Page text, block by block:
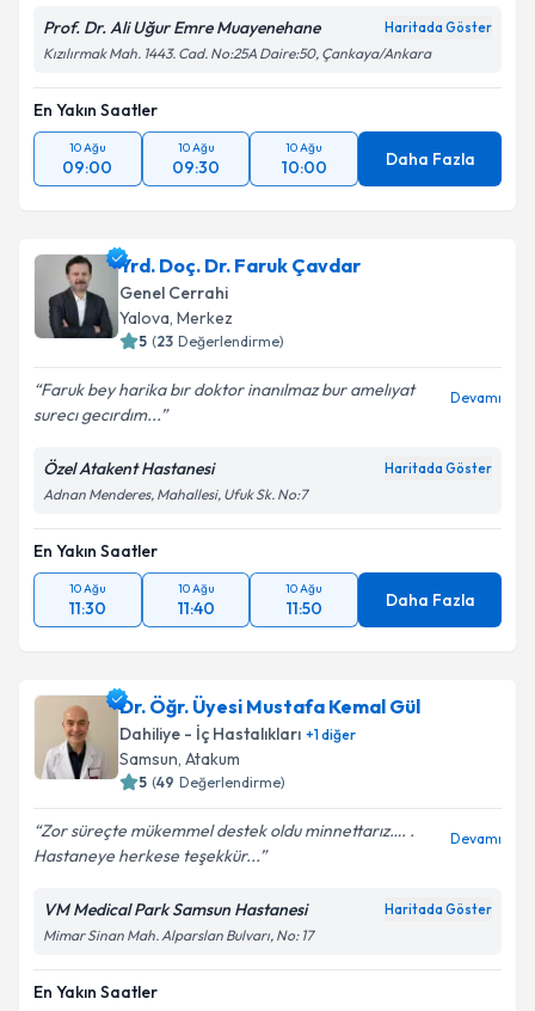
Prof. Dr. Ali Uğur Emre Muayenehane Haritada Göster
Kızılırmak Mah. 1443. Cad. No:25A Daire:50, Çankaya/Ankara
En Yakın Saatler
10 Ağu
09:00
10 Ağu
09:30
10 Ağu
10:00 Daha Fazla
Yrd. Doç. Dr. Faruk Çavdar
Genel Cerrahi
Yalova, Merkez
5 (23 Değerlendirme)
Faruk bey harika bır doktor inanılmaz bur amelıyat
surecı gecırdım...
Devamı
Özel Atakent Hastanesi Haritada Göster
Adnan Menderes, Mahallesi, Ufuk Sk. No:7
En Yakın Saatler
10 Ağu
11:30
10 Ağu
11:40
10 Ağu
11:50 Daha Fazla
Dr. Öğr. Üyesi Mustafa Kemal Gül
Dahiliye - İç Hastalıkları +1diğer
Samsun, Atakum
5 (49 Değerlendirme)
Zor süreçte mükemmel destek oldu minnettarız…. .
Hastaneye herkese teşekkür...
Devamı
VM Medical Park Samsun Hastanesi Haritada Göster
Mimar Sinan Mah. Alparslan Bulvarı, No: 17
En Yakın Saatler